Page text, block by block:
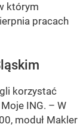
którym
pracach
korzystać
ING. – W
moduł Makler